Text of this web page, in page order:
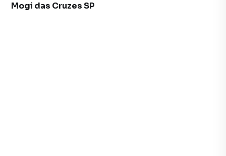
Mogi das Cruzes SP